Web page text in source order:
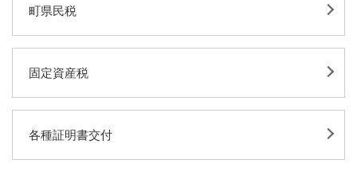
町県民税
固定資産税
各種証明書交付